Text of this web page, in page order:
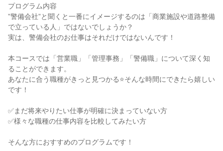
プログラム内容
”警備会社”と聞くと一番にイメージするのは「商業施設や道路整備
で立っている人」ではないでしょうか？
実は、警備会社のお仕事はそれだけではないんです！
本コースでは「営業職」「管理事務」「警備職」について深く知
ることができます。
あなたに合う職種がきっと見つかる⭐そんな時間にできたら嬉しい
です！
✅まだ将来やりたい仕事が明確に決まっていない方
✅様々な職種の仕事内容を比較してみたい方
そんな方におすすめのプログラムです！